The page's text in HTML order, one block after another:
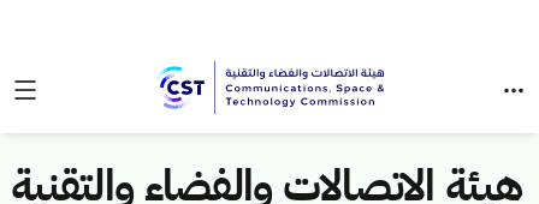
هيئة الاتصالات والفضاء والتقنية